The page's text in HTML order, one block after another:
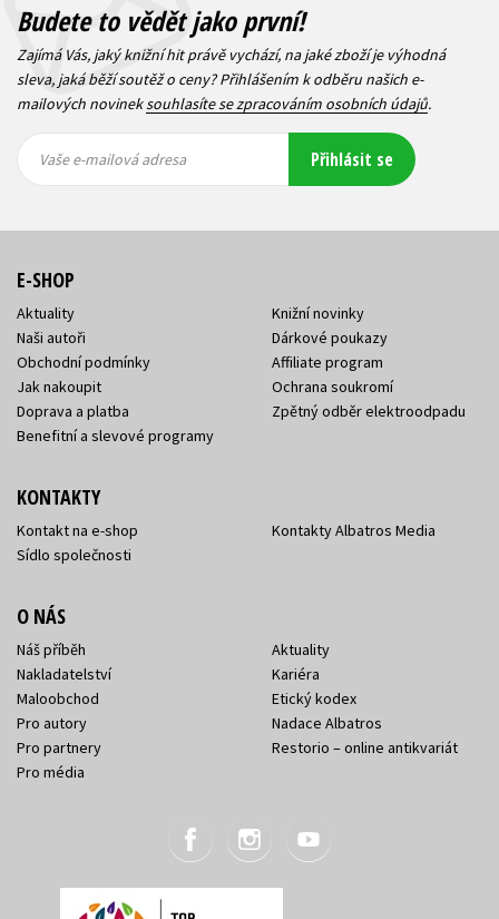
Budete to vědět jako první!
Zajímá Vás, jaký knižní hit právě vychází, na jaké zboží je výhodná
sleva, jaká běží soutěž o ceny? Přihlášením k odběru našich e-
mailových novineksouhlasíte se zpracováním osobních údajů.
mailová
mailová
Vaše e-mailová adresa Přihlásit se
E-SHOP
Aktuality
Naši autoři
Obchodní podmínky
Jak nakoupit
Doprava a platba
Benefitní a slevové programy
Knižní novinky
Dárkové poukazy
Affiliate program
Ochrana soukromí
Zpětný odběr elektroodpadu
KONTAKTY
Kontakt na e-shop
Sídlo společnosti
Kontakty Albatros Media
O NÁS
Náš příběh
Nakladatelství
Maloobchod
Pro autory
Pro partnery
Pro média
Aktuality
Kariéra
Etický kodex
Nadace Albatros
Restorio – online antikvariát